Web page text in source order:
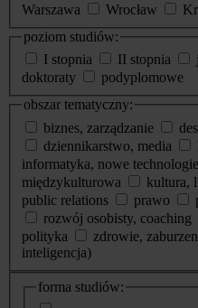
Warszawa
Wrocław
poziom studiów:
I stopnia
II stopnia
doktoraty
podyplomowe
obszar tematyczny:
biznes, zarządzanie
dziennikarstwo, media
informatyka, nowe technologie
międzykulturowa
kultura,
public relations
prawo
rozwój osobisty, coaching
polityka
zdrowie,
inteligencja)
dodatkowe
informacje
forma studiów: